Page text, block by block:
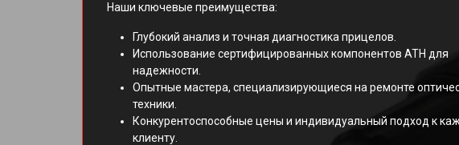
Наши ключевые преимущества:
Глубокий анализ и точная диагностика прицелов.
Использование сертифицированных компонентов АТН для
надежности.
Опытные мастера, специализирующиеся на ремонте
техники.
Конкурентоспособные цены и индивидуальный подход к
клиенту.